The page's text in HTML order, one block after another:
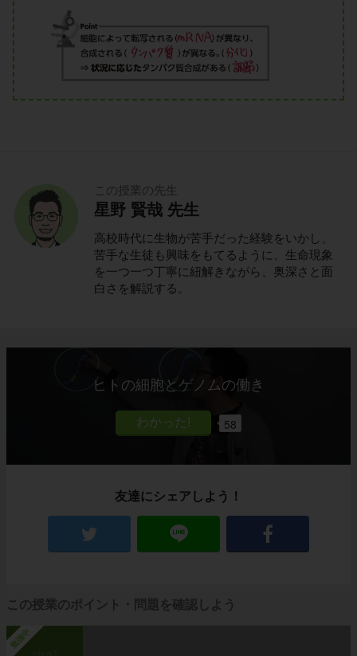
この授業の先生
星野 賢哉 先生
高校時代に生物が苦手だった経験をいかし、
苦手な生徒も興味をもてるように、生命現象
を一つ一つ丁寧に紐解きながら、奥深さと面
白さを解説する。
ヒトの細胞とゲノムの働き
58
友達にシェアしよう！
この授業のポイント・問題を確認しよう
勉強中